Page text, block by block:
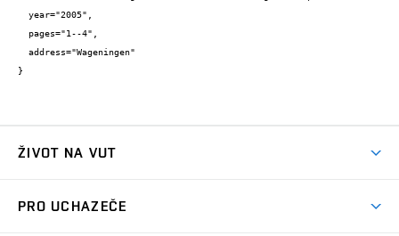
}
ŽIVOT NA VUT
PRO UCHAZEČE